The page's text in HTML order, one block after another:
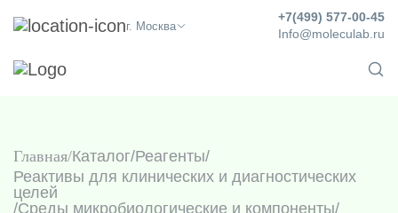
г. Москва
Info@moleculab.ru
+7(499) 577-00-45
Главная Каталог/Реагенты/
Реактивы для клинических и диагностических
целей
/Среды микробиологические и компоненты/